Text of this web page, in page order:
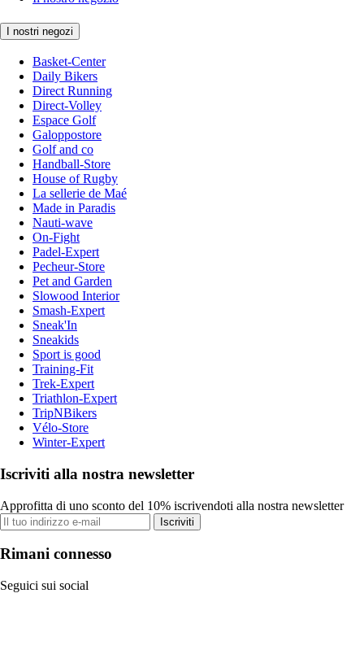
I nostri negozi
Basket-Center
Daily Bikers
Direct Running
Direct-Volley
Espace Golf
Galoppostore
Golf and co
Handball-Store
House of Rugby
La sellerie de Maé
Made in Paradis
Nauti-wave
On-Fight
Padel-Expert
Pecheur-Store
Pet and Garden
Slowood Interior
Smash-Expert
Sneak'In
Sneakids
Sport is good
Training-Fit
Trek-Expert
Triathlon-Expert
TripNBikers
Vélo-Store
Winter-Expert
Iscriviti alla nostra newsletter
Approfitta di uno sconto del 10% iscrivendoti alla nostra newsletter
Iscriviti
Rimani connesso
Seguici sui social